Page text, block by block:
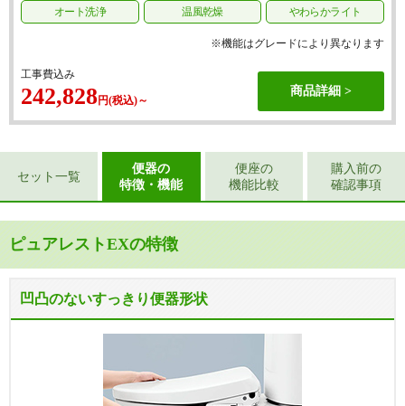
オート洗浄 温風乾燥 やわらかライト
※機能はグレードにより異なります
工事費込み
242,828円(税込)～
商品詳細
セット一覧
便器の
特徴・機能
便座の
機能比較
購入前の
確認事項
ピュアレストEXの特徴
凹凸のないすっきり便器形状